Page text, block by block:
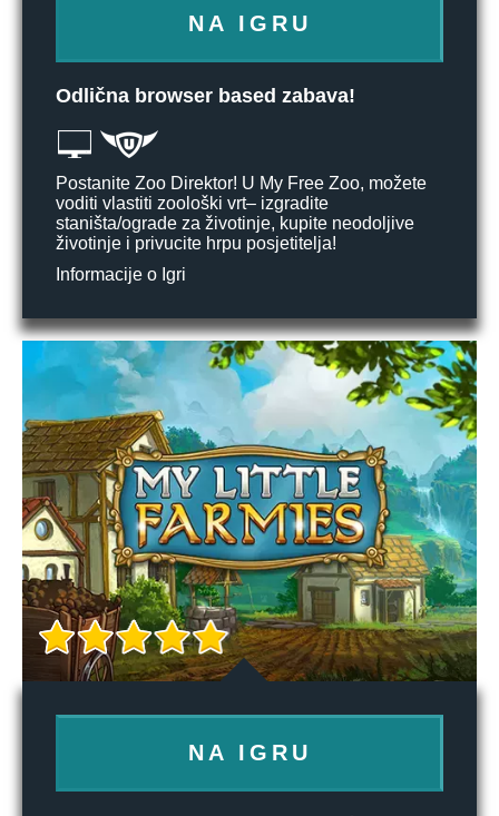
NA IGRU
Odlična browser based zabava!
Postanite Zoo Direktor! U My Free Zoo, možete
voditi vlastiti zoološki vrt– izgradite
staništa/ograde za životinje, kupite neodoljive
životinje i privucite hrpu posjetitelja!
Informacije o Igri
NA IGRU